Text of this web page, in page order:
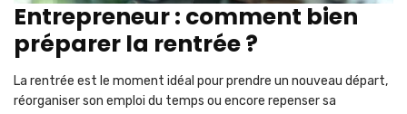
Entrepreneur : comment bien
préparer la rentrée ?
La rentrée est le moment idéal pour prendre un nouveau départ,
réorganiser son emploi du temps ou encore repenser sa